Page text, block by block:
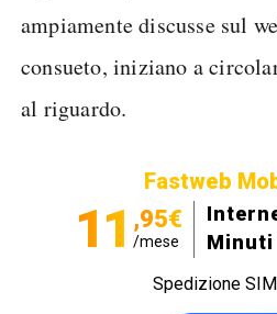
ampiamente discusse sul
consueto, iniziano a
al riguardo.
Fastweb
11 ,95€
/mese
Spedizione SIM